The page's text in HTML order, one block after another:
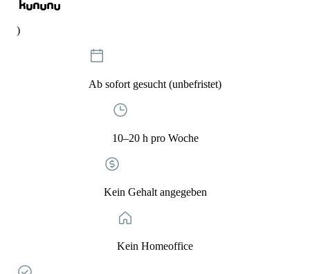
)
Ab sofort gesucht (unbefristet)
10–20 h pro Woche
Kein Gehalt angegeben
Kein Homeoffice